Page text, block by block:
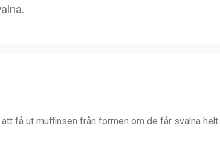
få ut muffinsen från formen om de får svalna helt.